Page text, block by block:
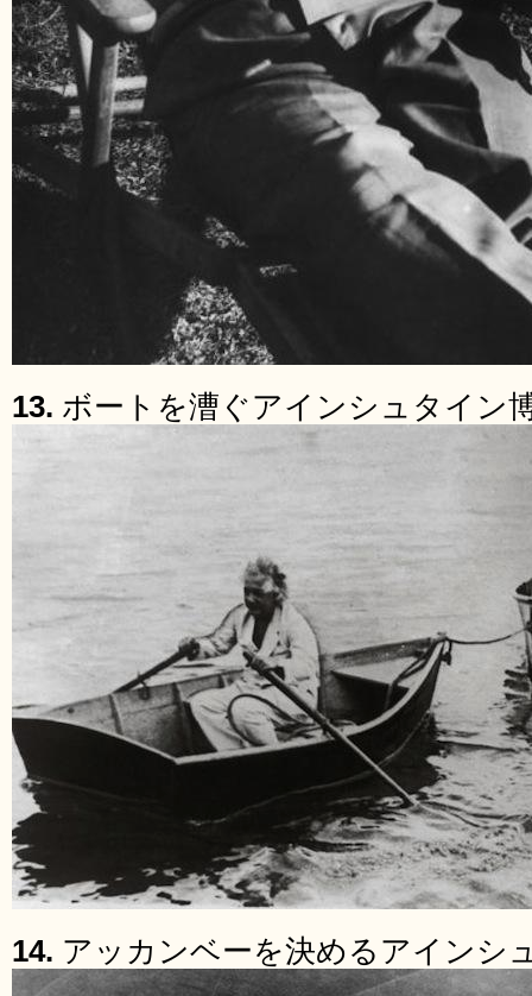
13. ボートを漕ぐアインシュタイン
14. アッカンベーを決めるアインシ